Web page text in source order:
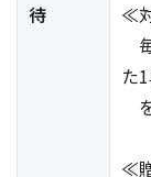
待
≪
た
≪